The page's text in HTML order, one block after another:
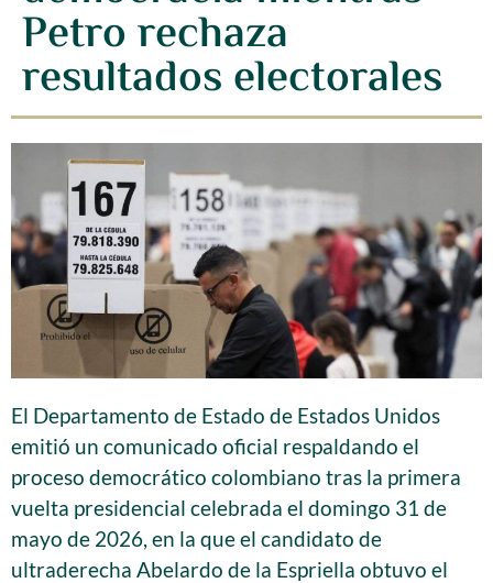
Petro rechaza
resultados electorales
El Departamento de Estado de Estados Unidos
emitió un comunicado oficial respaldando el
proceso democrático colombiano tras la primera
vuelta presidencial celebrada el domingo 31 de
mayo de 2026, en la que el candidato de
ultraderecha Abelardo de la Espriella obtuvo el